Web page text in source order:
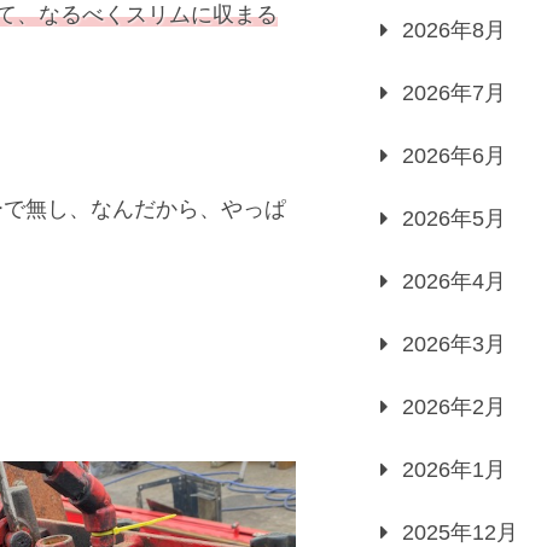
、なるべくスリムに収まる
無し、なんだから、やっぱ
2026年8月
2026年7月
2026年6月
2026年5月
2026年4月
2026年3月
2026年2月
2026年1月
2025年12月